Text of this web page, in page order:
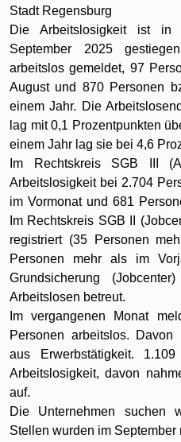
Stadt Regensburg
Die Arbeitslosigkeit ist in
September 2025
arbeitslos gemeldet, 97
August und 870 Personen
einem Jahr. Die
lag mit 0,1 Prozentpunkten
einem Jahr lag sie bei 4,6
Im Rechtskreis SGB III
Arbeitslosigkeit bei 2.704
im Vormonat und 681
Im Rechtskreis SGB II
registriert (35 Personen
Personen mehr als im
Grundsicherung
Arbeitslosen betreut.
Im vergangenen Monat
Personen arbeitslos.
aus Erwerbstätigkeit.
Arbeitslosigkeit, davon
auf.
Die Unternehmen suchen
Stellen wurden im